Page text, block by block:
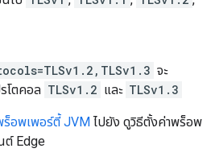
จะ
โตคอล TLSv1.2 และ TLSv1.3
ร็อพเพอร์ตี้ JVM ไปยัง ดูวิธีตั้งค่าพร็อพ
ต์ Edge